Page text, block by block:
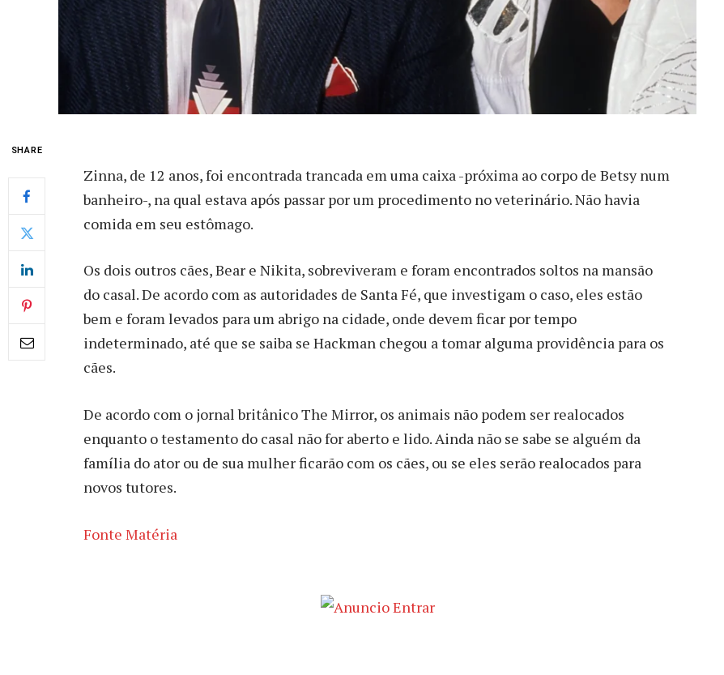
SHARE
Zinna, de 12 anos, foi encontrada trancada em uma caixa -próxima ao corpo de Betsy num
banheiro-, na qual estava após passar por um procedimento no veterinário. Não havia
comida em seu estômago.
Os dois outros cães, Bear e Nikita, sobreviveram e foram encontrados soltos na mansão
do casal. De acordo com as autoridades de Santa Fé, que investigam o caso, eles estão
bem e foram levados para um abrigo na cidade, onde devem ficar por tempo
indeterminado, até que se saiba se Hackman chegou a tomar alguma providência para os
cães.
De acordo com o jornal britânico The Mirror, os animais não podem ser realocados
enquanto o testamento do casal não for aberto e lido. Ainda não se sabe se alguém da
família do ator ou de sua mulher ficarão com os cães, ou se eles serão realocados para
novos tutores.
Fonte Matéria